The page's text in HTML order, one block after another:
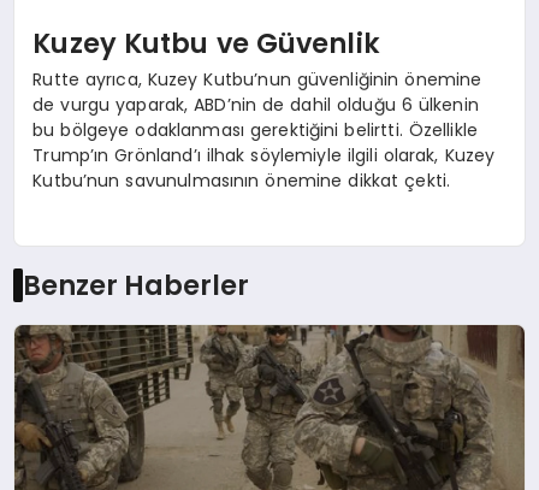
Kuzey Kutbu ve Güvenlik
Rutte ayrıca, Kuzey Kutbu’nun güvenliğinin önemine
de vurgu yaparak, ABD’nin de dahil olduğu 6 ülkenin
bu bölgeye odaklanması gerektiğini belirtti. Özellikle
Trump’ın Grönland’ı ilhak söylemiyle ilgili olarak, Kuzey
Kutbu’nun savunulmasının önemine dikkat çekti.
Benzer Haberler